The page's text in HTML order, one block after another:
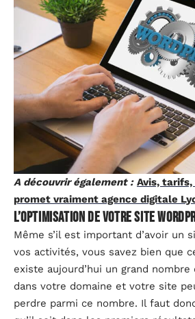
A découvrir également : Avis,
promet vraiment agence digitale
L’optimisation de votre site
Même s’il est important d’avoir un
vos activités, vous savez bien que
existe aujourd’hui un grand
dans votre domaine et votre site
perdre parmi ce nombre. Il faut